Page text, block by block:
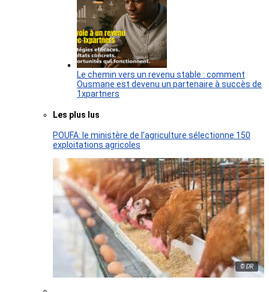
Le chemin vers un revenu stable : comment
Ousmane est devenu un partenaire à succès de
1xpartners
Les plus lus
POUFA: le ministère de l’agriculture sélectionne 150
exploitations agricoles
© DR